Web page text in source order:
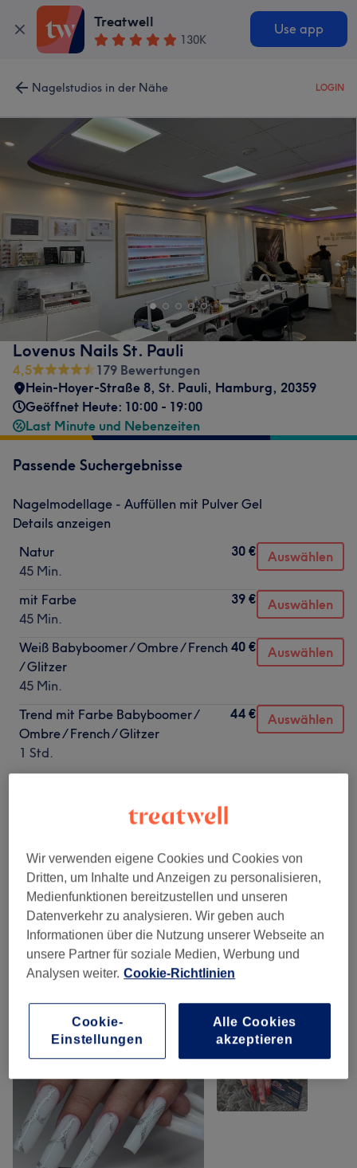
Treatwell
130K
Use app
Nagelstudios in der Nähe LOGIN
Lovenus Nails St. Pauli
4,5
179 Bewertungen
Hein-Hoyer-Straße 8, St. Pauli, Hamburg, 20359
Geöffnet Heute: 10:00 - 19:00
Last Minute und Nebenzeiten
Passende Suchergebnisse
Nagelmodellage - Auffüllen mit Pulver Gel
Details anzeigen
Natur
45 Min.
30 € Auswählen
mit Farbe
45 Min.
39 € Auswählen
Weiß Babyboomer / Ombre / French
/ Glitzer
45 Min.
40 € Auswählen
Trend mit Farbe Babyboomer /
Ombre / French / Glitzer
1 Std.
44 € Auswählen
Nicht gefunden wonach du gesucht hast?
Maniküre & Pediküre (8) ab 0,50 €
Nagelmodellage (3) ab 30 €
Unsere Arbeit
Wir verwenden eigene Cookies und Cookies von
Dritten, um Inhalte und Anzeigen zu personalisieren,
Medienfunktionen bereitzustellen und unseren
Datenverkehr zu analysieren. Wir geben auch
Informationen über die Nutzung unserer Webseite an
unsere Partner für soziale Medien, Werbung und
Analysen weiter. Cookie-Richtlinien
Cookie-
Einstellungen
Alle Cookies
akzeptieren